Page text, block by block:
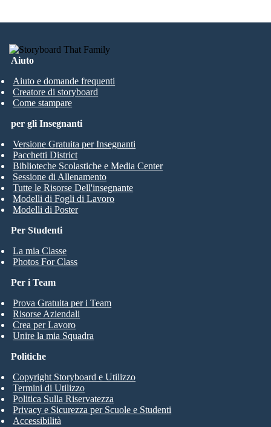
Aiuto
Aiuto e domande frequenti
Creatore di storyboard
Come stampare
Per Studenti
La mia Classe
Photos For Class
per gli Insegnanti
Versione Gratuita per Insegnanti
Pacchetti District
Biblioteche Scolastiche e Media Center
Sessione di Allenamento
Tutte le Risorse Dell'insegnante
Modelli di Fogli di Lavoro
Modelli di Poster
Per i Team
Prova Gratuita per i Team
Risorse Aziendali
Crea per Lavoro
Unire la mia Squadra
Politiche
Copyright Storyboard e Utilizzo
Termini di Utilizzo
Politica Sulla Riservatezza
Privacy e Sicurezza per Scuole e Studenti
Accessibilità